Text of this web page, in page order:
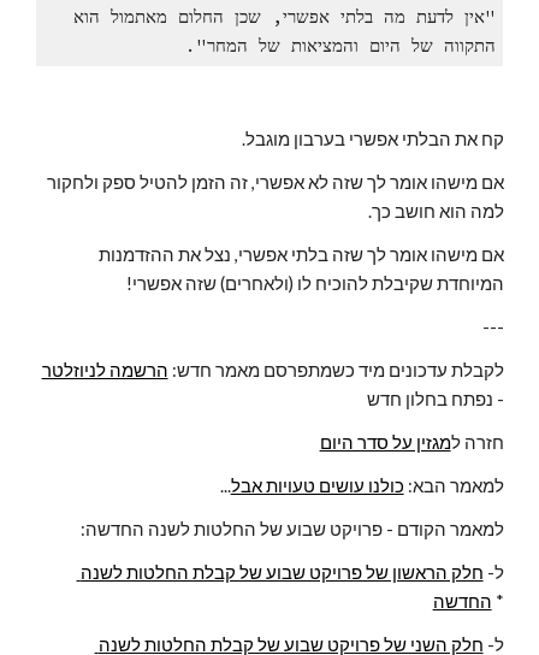
"אין לדעת מה בלתי אפשרי, שכן החלום מאתמול הוא
התקווה של היום והמציאות של המחר".
קח את הבלתי אפשרי בערבון מוגבל.
למה הוא חושב כך.
המיוחדת שקיבלת להוכיח לו (ולאחרים) שזה אפשרי!
---
לקבלת עדכונים מיד כשמתפרסם מאמר חדש: הרשמה לניוזלטר
- נפתח בחלון חדש
חזרה למגזין על סדר היום
...למאמר הבא: כולנו עושים טעויות אבל
:למאמר הקודם - פרויקט שבוע של החלטות לשנה החדשה
ל-
החדשה *
ל-